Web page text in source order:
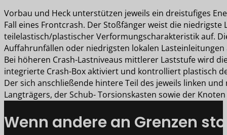
Vorbau und Heck unterstützen jeweils ein dreistufiges
Fall eines Frontcrash. Der Stoßfänger weist die niedrigste
teilelastisch/plastischer Verformungscharakteristik auf.
Auffahrunfällen oder niedrigsten lokalen
Bei höheren Crash-Lastniveaus mittlerer Laststufe wird
integrierte Crash-Box aktiviert und kontrolliert plastisch
Der sich anschließende hintere Teil des jeweils linken
Langträgers, der Schub- Torsionskasten sowie der
Wenn andere an Grenzen